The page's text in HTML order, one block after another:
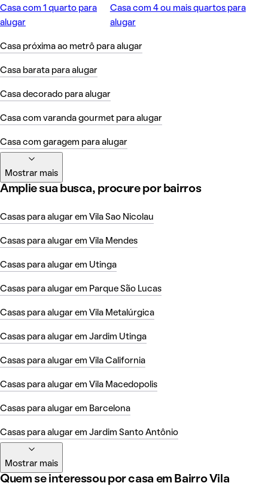
Casa com 1 quarto para
alugar
Casa com 4 ou mais quartos para
alugar
Casa próxima ao metrô para alugar
Casa barata para alugar
Casa decorado para alugar
Casa com varanda gourmet para alugar
Casa com garagem para alugar
Mostrar mais
Amplie sua busca, procure por bairros
Casas para alugar em Vila Sao Nicolau
Casas para alugar em Vila Mendes
Casas para alugar em Utinga
Casas para alugar em Parque São Lucas
Casas para alugar em Vila Metalúrgica
Casas para alugar em Jardim Utinga
Casas para alugar em Vila California
Casas para alugar em Vila Macedopolis
Casas para alugar em Barcelona
Casas para alugar em Jardim Santo Antônio
Mostrar mais
Quem se interessou por casa em Bairro Vila